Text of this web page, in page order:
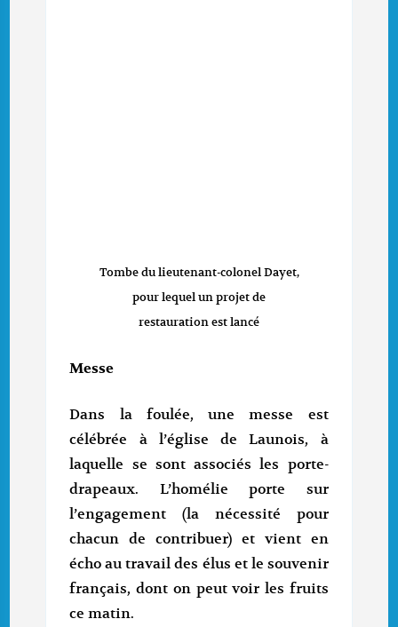
Tombe du lieutenant-colonel Dayet,
pour lequel un projet de
restauration est lancé
Messe
Dans la foulée, une messe est
célébrée à l’église de Launois, à
laquelle se sont associés les porte-
drapeaux. L’homélie porte sur
l’engagement (la nécessité pour
chacun de contribuer) et vient en
écho au travail des élus et le souvenir
français, dont on peut voir les fruits
ce matin.